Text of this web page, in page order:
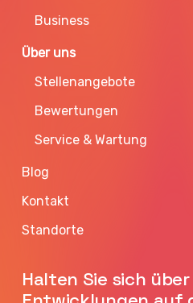
Business
Über uns
Stellenangebote
Bewertungen
Service & Wartung
Blog
Kontakt
Standorte
Halten Sie sich